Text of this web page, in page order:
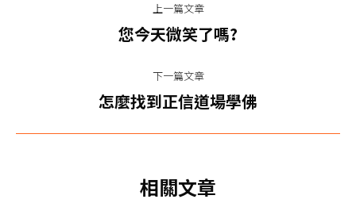
上一篇文章
上
篇
文
您今天微笑了嗎?
下一篇文章
下
章：
怎麼找到正信道場學佛
相關文章